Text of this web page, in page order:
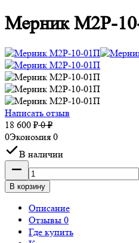
Мерник М2Р-
Написать отзыв
18 600 ₽0₽
0Экономия 0
В наличии
В корзину
Описание
Отзывы 0
Где купить